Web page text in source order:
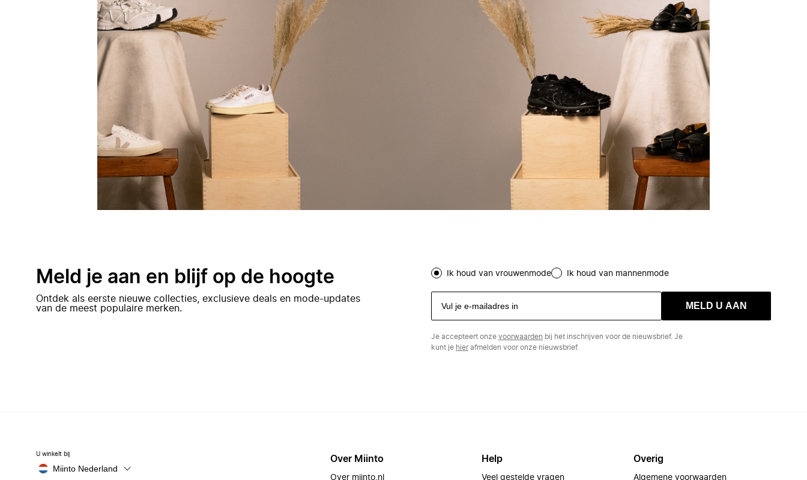
Meld je aan en blijf op de hoogte
Ontdek als eerste nieuwe collecties, exclusieve deals en mode-updates
van de meest populaire merken.
Ik houd van vrouwenmode Ik houd van mannenmode
MELD U AAN
Je accepteert onze voorwaarden bij het inschrijven voor de nieuwsbrief. Je
kunt je hierafmelden voor onze nieuwsbrief.
U winkelt bij
Miinto Nederland
Over Miinto
Over miinto.nl
Help
Veel gestelde vragen
Overig
Algemene voorwaarden